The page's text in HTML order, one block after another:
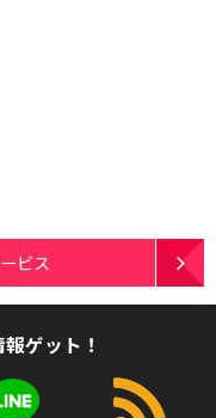
ビス
ゲット！